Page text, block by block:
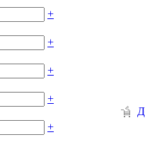
+
+
+
+
+